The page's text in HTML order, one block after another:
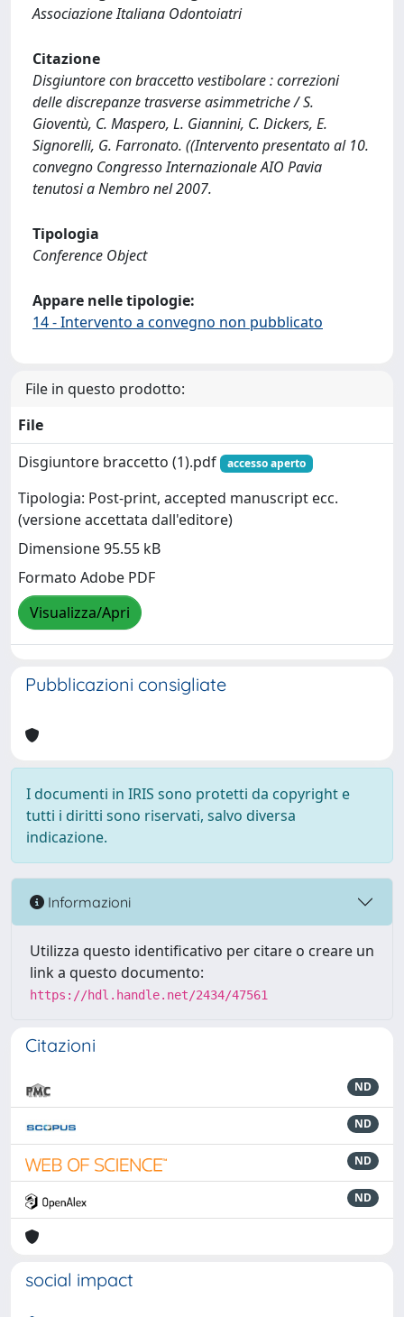
Associazione Italiana Odontoiatri
Citazione
Disgiuntore con braccetto vestibolare : correzioni
delle discrepanze trasverse asimmetriche / S.
Gioventù, C. Maspero, L. Giannini, C. Dickers, E.
Signorelli, G. Farronato. ((Intervento presentato al 10.
convegno Congresso Internazionale AIO Pavia
tenutosi a Nembro nel 2007.
Tipologia
Conference Object
Appare nelle tipologie:
14 - Intervento a convegno non pubblicato
File in questo prodotto:
File
Disgiuntore braccetto (1).pdf
accesso aperto
Tipologia: Post-print, accepted manuscript ecc.
(versione accettata dall'editore)
Dimensione 95.55 kB
Formato Adobe PDF
Visualizza/Apri
Pubblicazioni consigliate
I documenti in IRIS sono protetti da copyright e
tutti i diritti sono riservati, salvo diversa
indicazione.
Informazioni
Utilizza questo identificativo per citare o creare un
link a questo documento:
https://hdl.handle.net/2434/47561
Citazioni
ND
ND
ND
ND
social impact